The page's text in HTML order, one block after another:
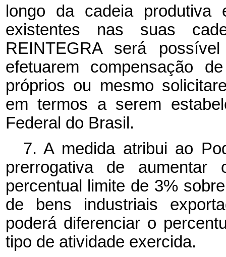
longo da cadeia
existentes nas suas
REINTEGRA será
efetuarem compensação
próprios ou mesmo
em termos a serem
Federal do Brasil.
7. A medida atribui ao
prerrogativa de
percentual limite de 3%
de bens industriais
poderá diferenciar o
tipo de atividade exercida.